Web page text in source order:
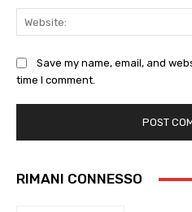
Save my name, email, and
time I comment.
RIMANI CONNESSO